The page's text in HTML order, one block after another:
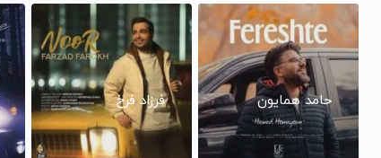
حامد همایون فرزاد فرخ